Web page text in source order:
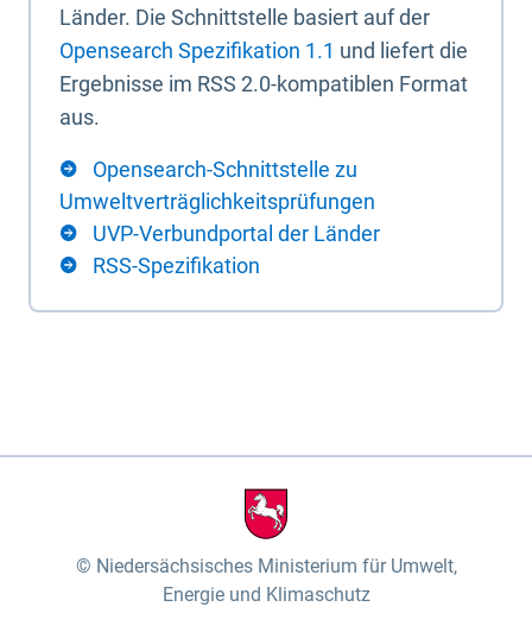
Länder. Die Schnittstelle basiert auf der
Opensearch Spezifikation 1.1 und liefert die
Ergebnisse im RSS 2.0-kompatiblen Format
aus.
Opensearch-Schnittstelle zu
Umweltverträglichkeitsprüfungen
UVP-Verbundportal der Länder
RSS-Spezifikation
Niedersächsisches Ministerium für Umwelt,
Energie und Klimaschutz